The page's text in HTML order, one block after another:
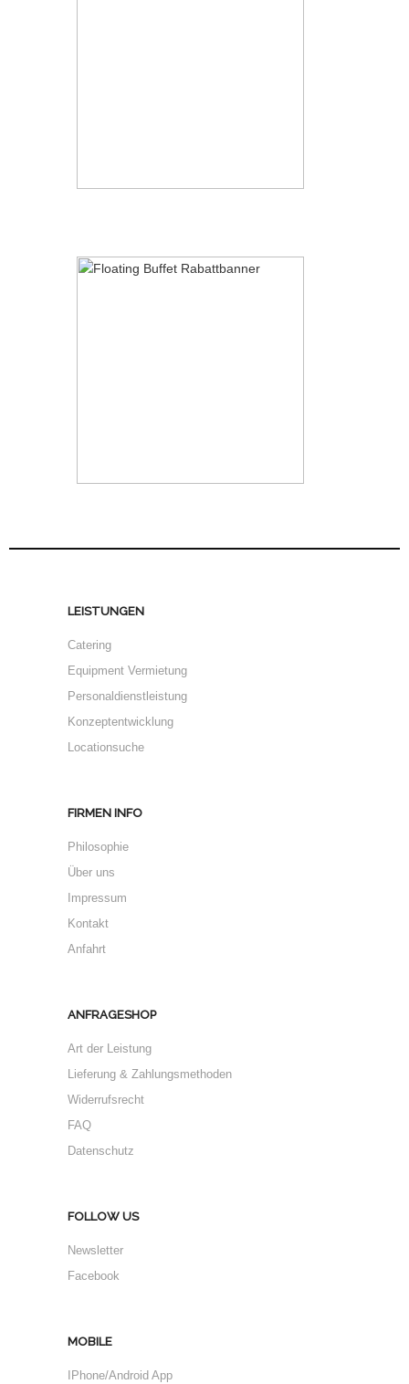
LEISTUNGEN
Catering
Equipment Vermietung
Personaldienstleistung
Konzeptentwicklung
Locationsuche
FIRMEN INFO
Philosophie
Über uns
Impressum
Kontakt
Anfahrt
ANFRAGESHOP
Art der Leistung
Lieferung & Zahlungsmethoden
Widerrufsrecht
FAQ
Datenschutz
FOLLOW US
Newsletter
Facebook
MOBILE
IPhone/Android App